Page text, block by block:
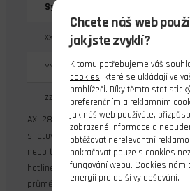
Systém označování motorů: AXI
xx - průměr statoru v mm
YY - délka statoru v mm
zz - počet závitů
AXI 2814/10 V2 Long je střídavý motor
s letovou hmotností do 1500 g s
nebo tříčlánkového akumulátoru Li-poly.
hotlinery do 1200 g, kterým lépe svědčí
průměru s vyšším počtem otáček.
Chcete náš web
jak jste zvyklí?
K tomu potřebujeme váš
cookies, které se ukládají ve
prohlížeči. Díky těmto
preferenčním a reklamním
jak náš web používáte,
zobrazené informace a
obtěžovat nerelevantní
pokračovat pouze s cookies
fungování webu. Cookies nám
energii pro další vylepšování.